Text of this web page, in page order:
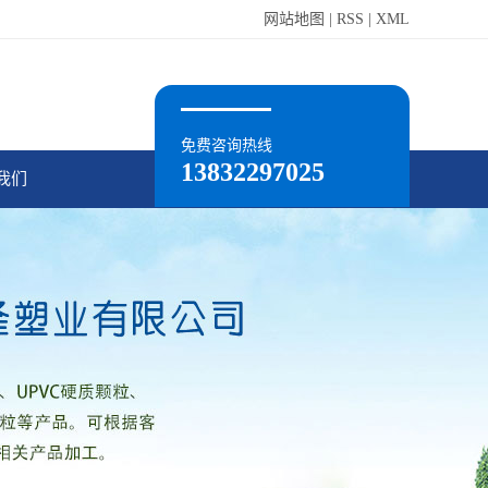
网站地图 RSS XML
免费咨询热线
13832297025
们